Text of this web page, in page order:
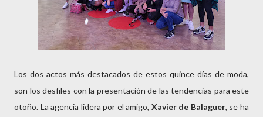
Los dos actos más destacados de estos quince días de moda,
son los desfiles con la presentación de las tendencias para este
otoño. La agencia lidera por el amigo, Xavier de Balaguer, se ha